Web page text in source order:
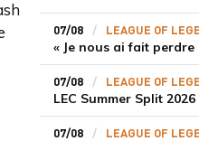
07/08 LEAGUE OF
07/08 LEAGUE OF
07/08 LEAGUE OF